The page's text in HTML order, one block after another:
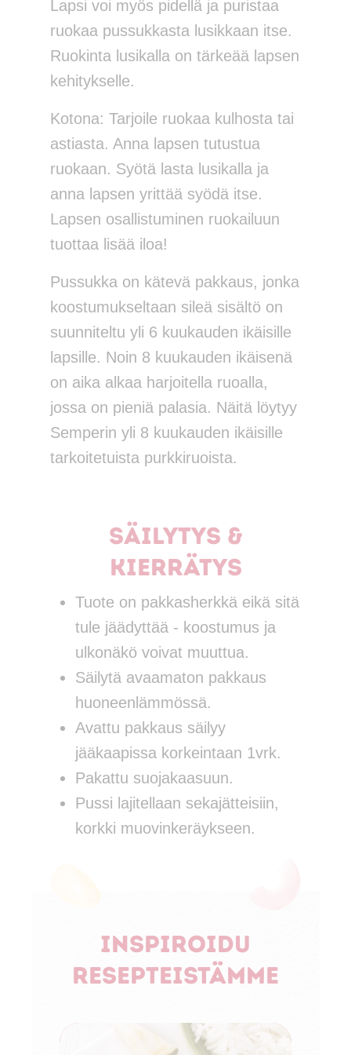
Lapsi voi myös pidellä ja puristaa
ruokaa pussukkasta lusikkaan itse.
Ruokinta lusikalla on tärkeää lapsen
kehitykselle.
Kotona: Tarjoile ruokaa kulhosta tai
astiasta. Anna lapsen tutustua
ruokaan. Syötä lasta lusikalla ja
anna lapsen yrittää syödä itse.
Lapsen osallistuminen ruokailuun
tuottaa lisää iloa!
Pussukka on kätevä pakkaus, jonka
koostumukseltaan sileä sisältö on
suunniteltu yli 6 kuukauden ikäisille
lapsille. Noin 8 kuukauden ikäisenä
on aika alkaa harjoitella ruoalla,
jossa on pieniä palasia. Näitä löytyy
Semperin yli 8 kuukauden ikäisille
tarkoitetuista purkkiruoista.
Säilytys &
kierrätys
Tuote on pakkasherkkä eikä sitä
tule jäädyttää - koostumus ja
ulkonäkö voivat muuttua.
Säilytä avaamaton pakkaus
huoneenlämmössä.
Avattu pakkaus säilyy
jääkaapissa korkeintaan 1vrk.
Pakattu suojakaasuun.
Pussi lajitellaan sekajätteisiin,
korkki muovinkeräykseen.
Inspiroidu
resepteistämme